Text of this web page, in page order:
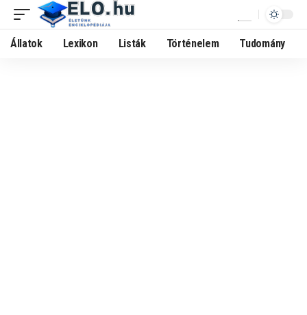
Állatok Lexikon Listák Történelem Tudomány